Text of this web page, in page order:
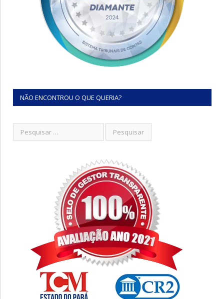
NÃO ENCONTROU O QUE QUERIA?